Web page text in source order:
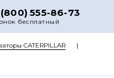
555-86-73
бесплатный
CATERPILLAR